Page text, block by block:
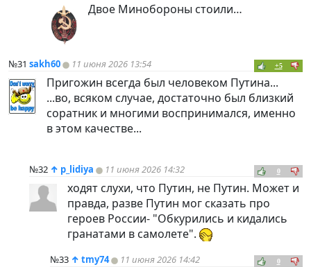
Двое Минобороны стоили…
№31 sakh60 11 июня 2026 13:54 +5
Пригожин всегда был человеком Путина...
...во, всяком случае, достаточно был близкий
соратник и многими воспринимался, именно
в этом качестве...
№32 ↑ p_lidiya 11 июня 2026 14:32 0
ходят слухи, что Путин, не Путин. Может и
правда, разве Путин мог сказать про
героев России- "Обкурились и кидались
гранатами в самолете".
№33 ↑ tmy74 11 июня 2026 14:42 0